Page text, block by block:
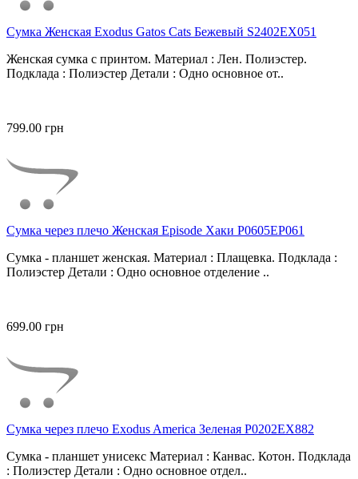
Сумка Женская Exodus Gatos Cats Бежевый S2402EX051
Женская сумка с принтом. Материал : Лен. Полиэстер.
Подклада : Полиэстер Детали : Одно основное от..
799.00 грн
Сумка через плечо Женская Episode Хаки P0605EP061
Сумка - планшет женская. Материал : Плащевка. Подклада :
Полиэстер Детали : Одно основное отделение ..
699.00 грн
Сумка через плечо Exodus America Зеленая P0202EX882
Сумка - планшет унисекс Материал : Канвас. Котон. Подклада
: Полиэстер Детали : Одно основное отдел..